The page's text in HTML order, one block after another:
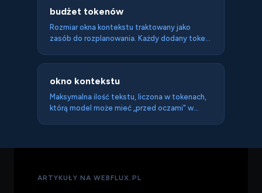
budżet tokenów
Rozmiar okna kontekstu traktowany jako
zasób do rozplanowania. Każdy dodany token
okno kontekstu
Maksymalna ilość tekstu, liczona w tokenach,
którą model może mieć „przed oczami" w
ARTYKUŁY NA WEBFLUX.PL